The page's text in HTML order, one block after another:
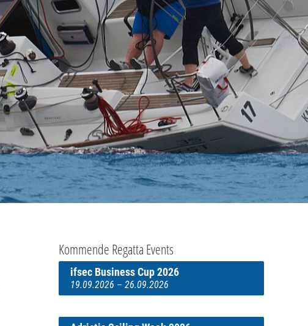
Kommende Regatta Events
ifsec Business Cup 2026
19.09.2026 – 26.09.2026